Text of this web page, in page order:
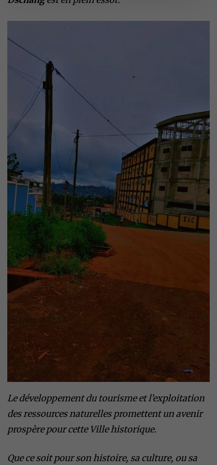
Le développement du tourisme et l’exploitation
des ressources naturelles promettent un avenir
prospère pour cette Ville historique.
Que ce soit pour son histoire, sa culture, ou sa